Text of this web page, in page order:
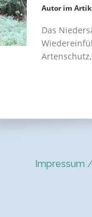
Autor im
Das
Impressum